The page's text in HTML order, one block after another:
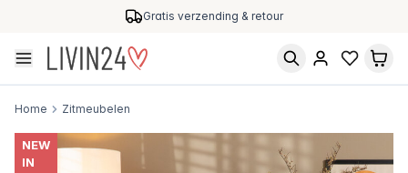
Gratis verzending & retour
Home Zitmeubelen
NEW
IN